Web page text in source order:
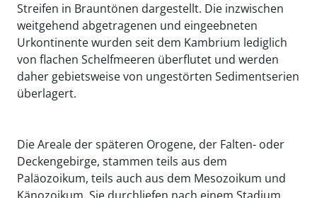
Streifen in Brauntönen dargestellt. Die inzwischen
weitgehend abgetragenen und eingeebneten
Urkontinente wurden seit dem Kambrium lediglich
von flachen Schelfmeeren überflutet und werden
daher gebietsweise von ungestörten Sedimentserien
überlagert.
Die Areale der späteren Orogene, der Falten- oder
Deckengebirge, stammen teils aus dem
Paläozoikum, teils auch aus dem Mesozoikum und